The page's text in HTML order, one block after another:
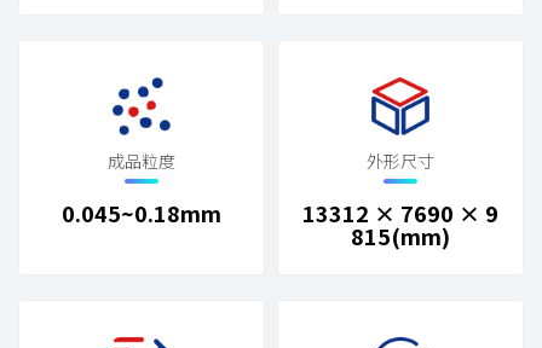
成品粒度
0.045~0.18mm
外形尺寸
13312 × 7690 × 9
815(mm)